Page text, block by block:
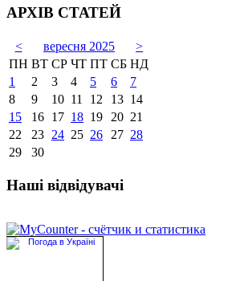
АРХІВ СТАТЕЙ
< вересня 2025
>
ПН ВТ СР ЧТ ПТ СБ НД
1
2 3 4 5 6
7
8
9 10 11 12 13 14
15
16 17 18 19 20 21
22
23 24 25 26 27 28
29
30
Наші відвідувачі